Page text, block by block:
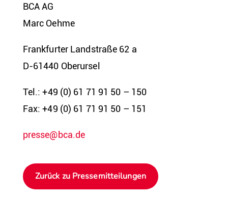
BCA AG
Marc Oehme
Frankfurter Landstraße 62 a
D-61440 Oberursel
Tel.: +49 (0) 61 71 91 50 – 150
Fax: +49 (0) 61 71 91 50 – 151
presse@bca.de
Zurück zu Pressemitteilungen